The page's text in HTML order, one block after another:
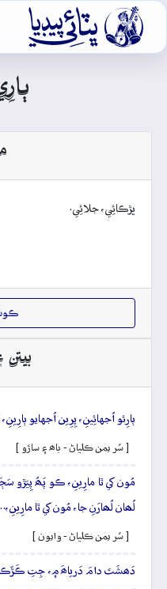

ڀڙڪائِي، جلائِي.
بيتن
ٻارِئو اُجهائِينِ، پِرِين اُجهايو
[ سُر يمن ڪلياڻ - باھ ۽ ساڙو ]
مُون کي ٿا مارِينِ، ڪو پَھُ پِيَڙو
لُھان لُھارَنِ جا، مُون کي ٿا
[ سُر يمن ڪلياڻ - وايون ]
دَھشَتَ دامَ دَرياھَ ۾، جِتِ